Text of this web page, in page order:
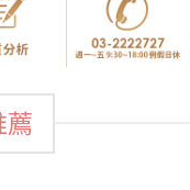
薦